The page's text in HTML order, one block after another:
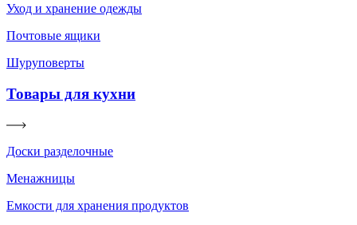
Уход и хранение одежды
Почтовые ящики
Шуруповерты
Товары для кухни
Доски разделочные
Менажницы
Емкости для хранения продуктов